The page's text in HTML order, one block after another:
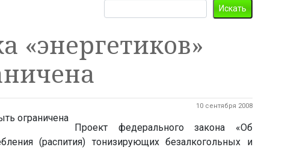
«энергетиков»
10 сентября 2008
Проект федерального закона «Об
(распития) тонизирующих безалкогольных и